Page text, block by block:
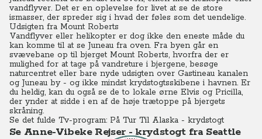
vandflyver. Det er en oplevelse for livet at se de store
ismasser, der spreder sig i hvad der føles som det uendelige.
Udsigten fra Mount Roberts
Vandflyver eller helikopter er dog ikke den eneste måde du
kan komme til at se Juneau fra oven. Fra byen går en
svævebane op til bjerget Mount Roberts, hvorfra der er
mulighed for at tage på vandreture i bjergene, besøge
naturcentret eller bare nyde udsigten over Gastineau kanalen
og Juneau by - og ikke mindst krydstogtsskibene i havnen. Er
du heldig, kan du også se de to lokale ørne Elvis og Pricilla,
der ynder at sidde i en af de høje trætoppe på bjergets
skråning.
Se det fulde Tv-program: På Tur Til Alaska - krydstogt
Se Anne-Vibeke Rejser - krydstogt fra Seattle